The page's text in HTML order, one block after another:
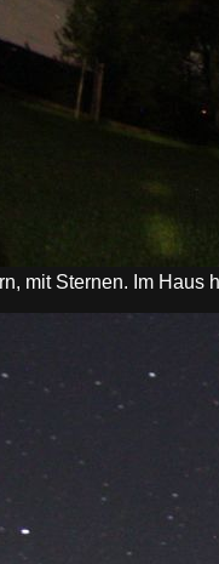
mit Sternen. Im